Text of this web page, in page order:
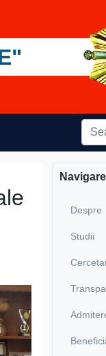
Navigare
Despre
Studii